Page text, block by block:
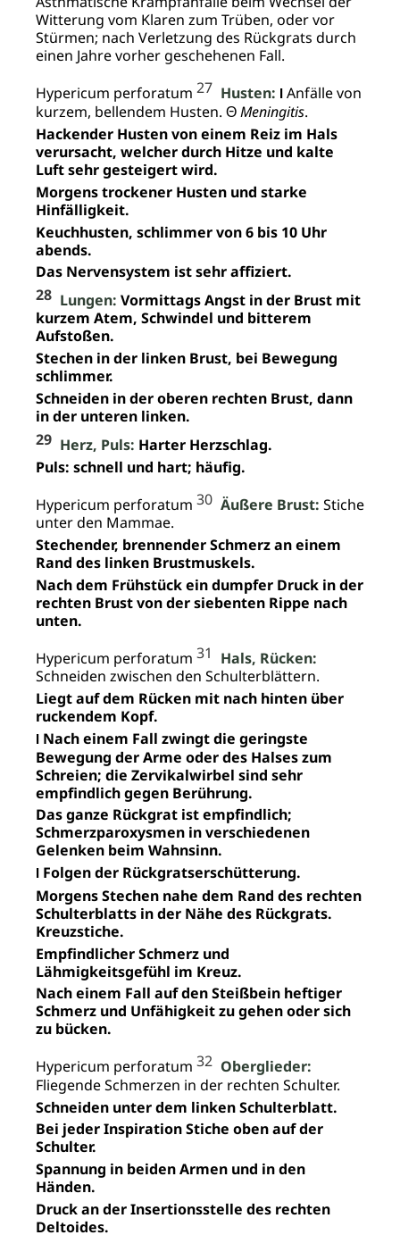
Witterung vom Klaren zum Trüben, oder vor
Stürmen; nach Verletzung des Rückgrats durch
einen Jahre vorher geschehenen Fall.
Hypericum perforatum 27 Husten: Anfälle von
kurzem, bellendem Husten. ΘMeningitis.
Hackender Husten von einem Reiz im Hals
verursacht, welcher durch Hitze und kalte
Luft sehr gesteigert wird.
Morgens trockener Husten und starke
Hinfälligkeit.
Keuchhusten, schlimmer von 6 bis 10 Uhr
abends.
Das Nervensystem ist sehr affiziert.
28 Lungen: Vormittags Angst in der Brust mit
kurzem Atem, Schwindel und bitterem
Aufstoßen.
Stechen in der linken Brust, bei Bewegung
schlimmer.
Schneiden in der oberen rechten Brust, dann
in der unteren linken.
29 Herz, Puls: Harter Herzschlag.
Puls: schnell und hart; häufig.
Hypericum perforatum 30 Äußere Brust: Stiche
unter den Mammae.
Stechender, brennender Schmerz an einem
Rand des linken Brustmuskels.
Nach dem Frühstück ein dumpfer Druck in der
rechten Brust von der siebenten Rippe nach
unten.
Hypericum perforatum 31 Hals, Rücken:
Schneiden zwischen den Schulterblättern.
Liegt auf dem Rücken mit nach hinten über
ruckendem Kopf.
I Nach einem Fall zwingt die geringste
Bewegung der Arme oder des Halses zum
Schreien; die Zervikalwirbel sind sehr
empfindlich gegen Berührung.
Das ganze Rückgrat ist empfindlich;
Schmerzparoxysmen in verschiedenen
Gelenken beim Wahnsinn.
Folgen der Rückgratserschütterung.
Morgens Stechen nahe dem Rand des rechten
Schulterblatts in der Nähe des Rückgrats.
Kreuzstiche.
Empfindlicher Schmerz und
Lähmigkeitsgefühl im Kreuz.
Nach einem Fall auf den Steißbein heftiger
Schmerz und Unfähigkeit zu gehen oder sich
zu bücken.
Hypericum perforatum 32 Oberglieder:
Fliegende Schmerzen in der rechten Schulter.
Schneiden unter dem linken Schulterblatt.
Bei jeder Inspiration Stiche oben auf der
Schulter.
Spannung in beiden Armen und in den
Händen.
Druck an der Insertionsstelle des rechten
Deltoides.